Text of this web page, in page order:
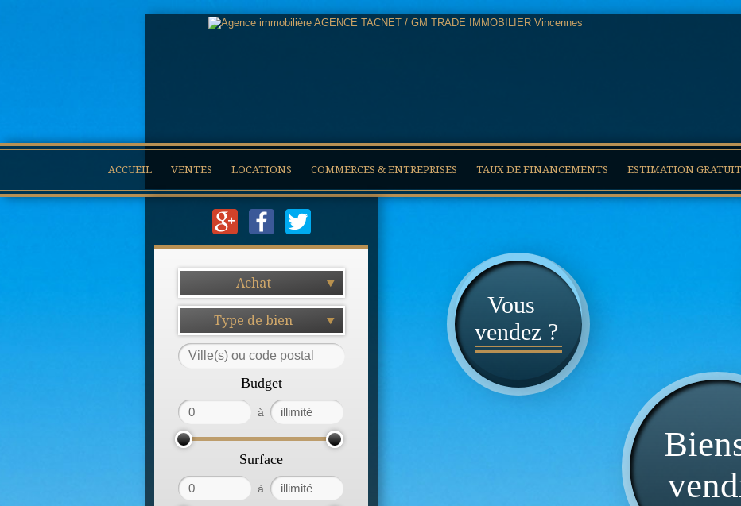
ACCUEIL VENTES LOCATIONS COMMERCES & ENTREPRISES TAUX DE FINANCEMENTS ESTIMATION
Achat
Type de bien
Budget
à
Surface
à
Vous
vendez ?